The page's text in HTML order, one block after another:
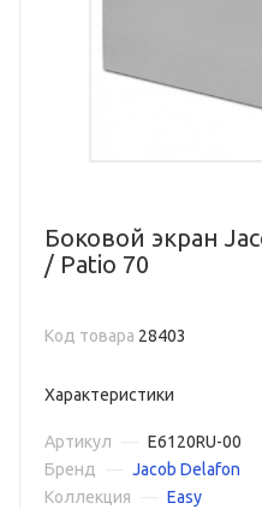
Боковой экран
/ Patio 70
Код товара 28403
Характеристики
Артикул
E6120RU-00
Бренд
Jacob Delafon
Коллекция
Easy